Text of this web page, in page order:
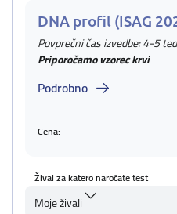
DNA profil (ISAG
Povprečni čas izvedbe: 4-5
Priporočamo vzorec krvi
Podrobno
Cena:
Žival za katero naročate test
Moje živali